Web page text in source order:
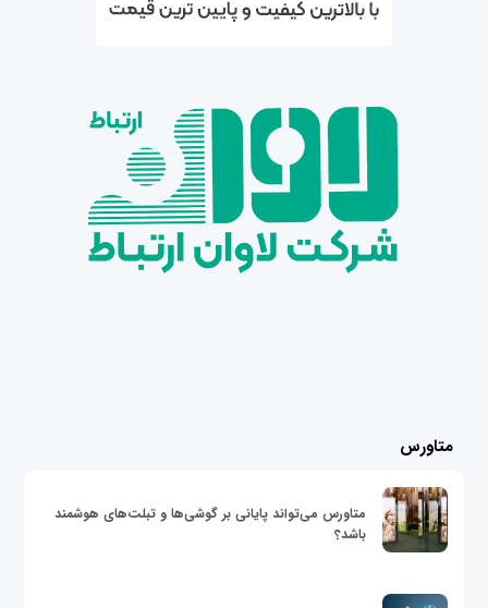
متاورس
متاورس می‌تواند پایانی بر گوشی‌ها و تبلت‌های هوشمند
باشد؟